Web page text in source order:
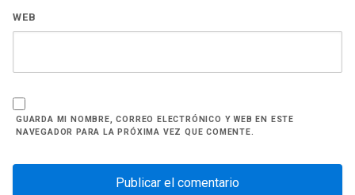
WEB
GUARDA MI NOMBRE, CORREO ELECTRÓNICO Y WEB EN ESTE
NAVEGADOR PARA LA PRÓXIMA VEZ QUE COMENTE.